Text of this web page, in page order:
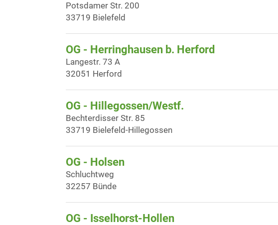
Potsdamer Str. 200
33719 Bielefeld
OG - Herringhausen b. Herford
Langestr. 73 A
32051 Herford
OG - Hillegossen/Westf.
Bechterdisser Str. 85
33719 Bielefeld-Hillegossen
OG - Holsen
Schluchtweg
32257 Bünde
OG - Isselhorst-Hollen